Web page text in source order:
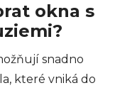
okna s
snadno
které vniká do